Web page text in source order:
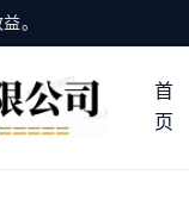
。
首
页